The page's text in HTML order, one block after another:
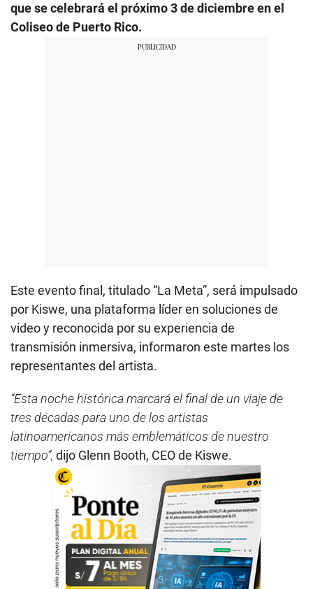
que se celebrará el próximo 3 de diciembre en el
Coliseo de Puerto Rico.
Este evento final, titulado “La Meta”, será impulsado
por Kiswe, una plataforma líder en soluciones de
video y reconocida por su experiencia de
transmisión inmersiva, informaron este martes los
representantes del artista.
“Esta noche histórica marcará el final de un viaje de
tres décadas para uno de los artistas
latinoamericanos más emblemáticos de nuestro
tiempo”, dijo Glenn Booth, CEO de Kiswe.